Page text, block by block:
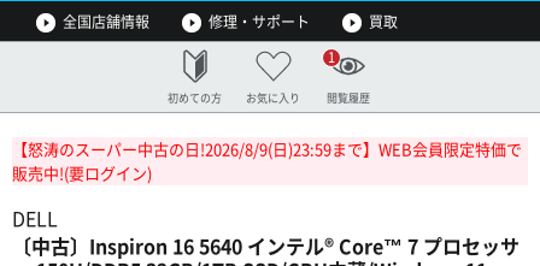
全国店舗情報 修理・サポート 買取
初めての方 お気に入り 閲覧履歴
1
【怒涛のスーパー中古の日!2026/8/9(日)23:59まで】WEB会員限定特価で
販売中!(要ログイン)
DELL
〔中古〕Inspiron 16 5640 インテル® Core™ 7 プロセッサ